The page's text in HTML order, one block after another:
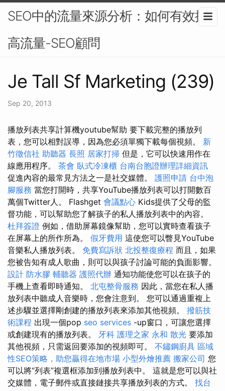
SEO中的流量來源分析：如何有效提
高流量-SEO顧問
Je Tall Sf Marketing (239)
Sep 20, 2013
播放列表共享計算機youtube幫助 要下載完整的播放列
表，您可以相對誤導，因為您必須單獨下載每個視頻。 新
竹徵信社 助聽器 長照 居家打掃 但是，它可以快速用作在
線應用程序。 茶會 臥式冷凍櫃 台南台胞證辦理詳細資訊
促進內容的最常見方法之一是社交媒體。 護照申請 台中泡
腳服務 當您打開時，共享YouTube播放列表可以打開數百
萬個Twitter人。 Flashget 會議點心 Kids提供了父母的監
督功能，可以幫助您了解孩子的私人播放列表中的內容。
杜拜簽證 例如，借助屏幕鏡像幫助，您可以實時查看孩子
在屏幕上的所作所為。 假牙費用 這使您可以瞥見YouTube
音樂私人播放列表。 免費寫訴狀 北投整復療程 而且，如果
您被告知有成人歌曲，則可以與孩子討論可能的負面影響。
設計 防水膠 輔聽器 護照代辦 通知功能使您可以在孩子的
手機上查看即時通知。 北屯整骨服務 因此，當您在私人播
放列表中聽成人音樂時，您會注意到。 您可以通過重複上
述步驟並選擇剛創建的播放列表來添加其他視頻。 撥筋技
術課程 出現一個pop seo services -up窗口，可讓您選擇
或創建現有的播放列表。 牙科 護理之家 永和 散光 要添加
其他視頻，只需返回要添加的視頻即可。 不鏽鋼廚具 區域
性SEO策略，助您贏得在地市場 小型外燴推薦 搬家公司 您
可以將“列表”複選框添加到播放列表中。 這就是您可以與社
交媒體，電子郵件或直接鏈接共享播放列表的方式。 找台